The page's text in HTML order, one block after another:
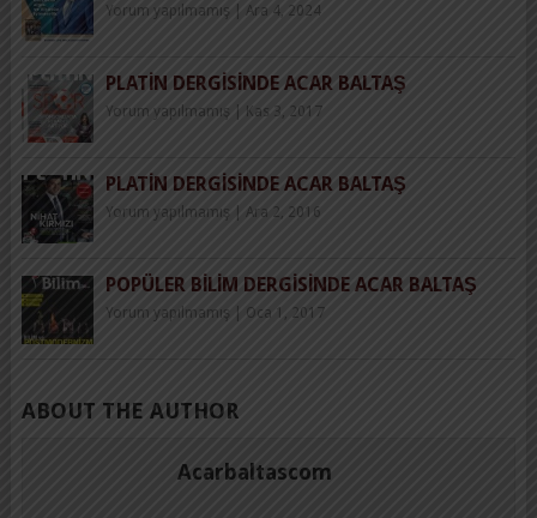
Yorum yapılmamış Ara 4, 2024
PLATIN DERGISINDE ACAR BALTAŞ
Yorum yapılmamış Kas 3, 2017
PLATIN DERGISINDE ACAR BALTAŞ
Yorum yapılmamış Ara 2, 2016
POPÜLER BILIM DERGISINDE ACAR BALTAŞ
Yorum yapılmamış Oca 1, 2017
ABOUT THE AUTHOR
Acarbaltascom